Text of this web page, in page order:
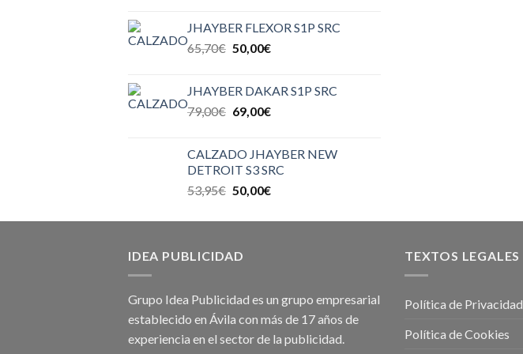
JHAYBER FLEXOR S1P SRC
65,70€ 50,00€
JHAYBER DAKAR S1P SRC
79,00€ 69,00€
CALZADO JHAYBER NEW
DETROIT S3 SRC
53,95€ 50,00€
IDEA PUBLICIDAD
Grupo Idea Publicidad es un grupo empresarial
establecido en Ávila con más de 17 años de
experiencia en el sector de la publicidad.
TEXTOS LEGALES
Política de Privacidad
Política de Cookies